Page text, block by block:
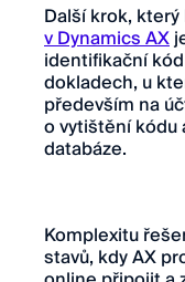
Další krok,
v Dynamics AX
identifikační
dokladech, u
především na
o vytištění kódu
databáze.
Komplexitu
stavů, kdy AX